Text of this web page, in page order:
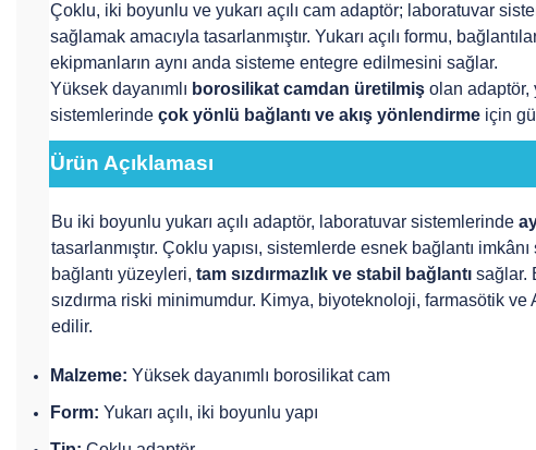
Çoklu, iki boyunlu ve yukarı açılı cam adaptör; laboratuvar
sağlamak amacıyla tasarlanmıştır. Yukarı açılı formu,
ekipmanların aynı anda sisteme entegre edilmesini sağlar.
Yüksek dayanımlı borosilikat camdan üretilmiş olan adaptör,
sistemlerinde çok yönlü bağlantı ve akış yönlendirme için
Ürün Açıklaması
Bu iki boyunlu yukarı açılı adaptör, laboratuvar sistemlerinde
tasarlanmıştır. Çoklu yapısı, sistemlerde esnek bağlantı
bağlantı yüzeyleri, tam sızdırmazlık ve stabil bağlantı sağlar.
sızdırma riski minimumdur. Kimya, biyoteknoloji, farmasötik ve
edilir.
Malzeme: Yüksek dayanımlı borosilikat cam
Form: Yukarı açılı, iki boyunlu yapı